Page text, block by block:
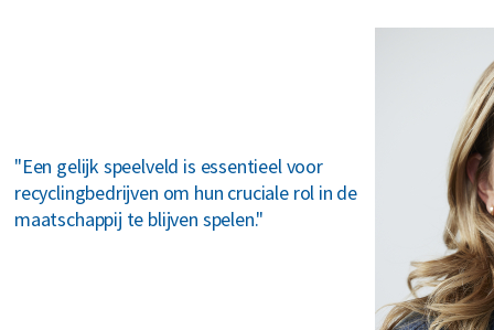
"Een gelijk speelveld is essentieel voor
recyclingbedrijven om hun cruciale rol in de
maatschappij te blijven spelen."